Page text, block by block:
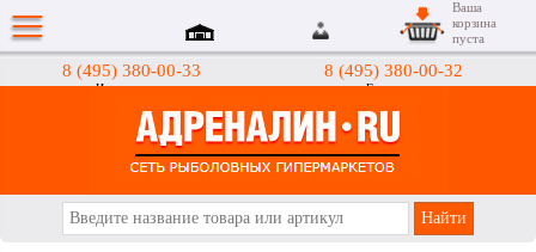
8 (495) 380-00-33
Интернет-магазин
8 (495) 380-00-32
Гипермаркеты
Ваша
корзина
пуста